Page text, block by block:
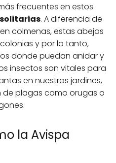
frecuentes en estos
. A diferencia de
colmenas, estas abejas
y por lo tanto,
donde puedan anidar y
insectos son vitales para
en nuestros jardines,
plagas como orugas o
la Avispa